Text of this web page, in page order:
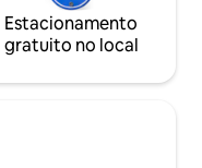
Estacionamento
gratuito no local